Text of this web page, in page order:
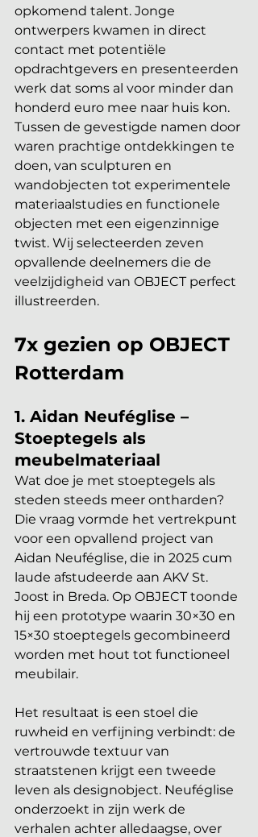
opkomend talent. Jonge
ontwerpers kwamen in direct
contact met potentiële
opdrachtgevers en presenteerden
werk dat soms al voor minder dan
honderd euro mee naar huis kon.
Tussen de gevestigde namen door
waren prachtige ontdekkingen te
doen, van sculpturen en
wandobjecten tot experimentele
materiaalstudies en functionele
objecten met een eigenzinnige
twist. Wij selecteerden zeven
opvallende deelnemers die de
veelzijdigheid van OBJECT perfect
illustreerden.
7x gezien op OBJECT
Rotterdam
1. Aidan Neuféglise –
Stoeptegels als
meubelmateriaal
Wat doe je met stoeptegels als
steden steeds meer ontharden?
Die vraag vormde het vertrekpunt
voor een opvallend project van
Aidan Neuféglise, die in 2025 cum
laude afstudeerde aan AKV St.
Joost in Breda. Op OBJECT toonde
hij een prototype waarin 30×30 en
15×30 stoeptegels gecombineerd
worden met hout tot functioneel
meubilair.
Het resultaat is een stoel die
ruwheid en verfijning verbindt: de
vertrouwde textuur van
straatstenen krijgt een tweede
leven als designobject. Neuféglise
onderzoekt in zijn werk de
verhalen achter alledaagse, over